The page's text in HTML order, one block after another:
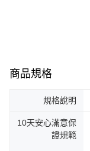
商品規格
規格說明
10天安心滿意保
證規範